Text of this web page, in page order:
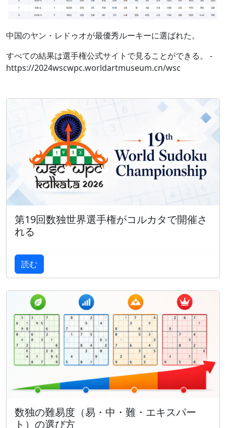
中国のヤン・レドゥオが最優秀ルーキーに選ばれた。
すべての結果は選手権公式サイトで見ることができる。 -
https://2024wscwpc.worldartmuseum.cn/wsc
第19回数独世界選手権がコルカタで開催さ
れる
読む
数独の難易度（易・中・難・エキスパー
ト）の選び方